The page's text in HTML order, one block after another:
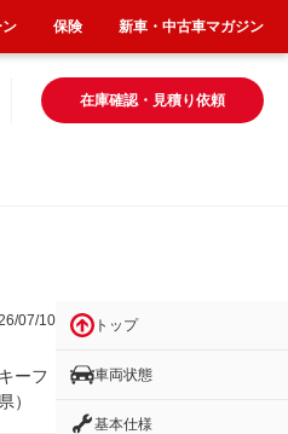
在庫確認・見積り依頼
07/10
ーフ
）
トップ
車両状態
基本仕様
ン 保険 新車・中古車マガジン